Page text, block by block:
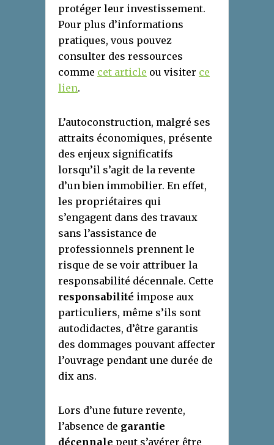
protéger leur investissement.
Pour plus d’informations
pratiques, vous pouvez
consulter des ressources
comme cet article ou visiter ce
lien.
L’autoconstruction, malgré ses
attraits économiques, présente
des enjeux significatifs
lorsqu’il s’agit de la revente
d’un bien immobilier. En effet,
les propriétaires qui
s’engagent dans des travaux
sans l’assistance de
professionnels prennent le
risque de se voir attribuer la
responsabilité décennale. Cette
responsabilité impose aux
particuliers, même s’ils sont
autodidactes, d’être garantis
des dommages pouvant affecter
l’ouvrage pendant une durée de
dix ans.
Lors d’une future revente,
l’absence de garantie
décennale peut s’avérer être